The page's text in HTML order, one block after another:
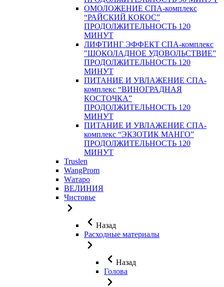
ОМОЛОЖЕНИЕ СПА-комплекс
“РАЙСКИЙ КОКОС”
ПРОДОЛЖИТЕЛЬНОСТЬ 120
МИНУТ
ЛИФТИНГ ЭФФЕКТ СПА-комплекс
"ШОКОЛАДНОЕ УДОВОЛЬСТВИЕ”
ПРОДОЛЖИТЕЛЬНОСТЬ 120
МИНУТ
ПИТАНИЕ И УВЛАЖЕНИЕ СПА-
комплекс “ВИНОГРАДНАЯ
КОСТОЧКА”
ПРОДОЛЖИТЕЛЬНОСТЬ 120
МИНУТ
ПИТАНИЕ И УВЛАЖЕНИЕ СПА-
комплекс “ЭКЗОТИК МАНГО”
ПРОДОЛЖИТЕЛЬНОСТЬ 120
МИНУТ
Truslen
WangProm
Wатаро
ВЕЛИНИЯ
Чистовье
Назад
Расходные материалы
Назад
Голова